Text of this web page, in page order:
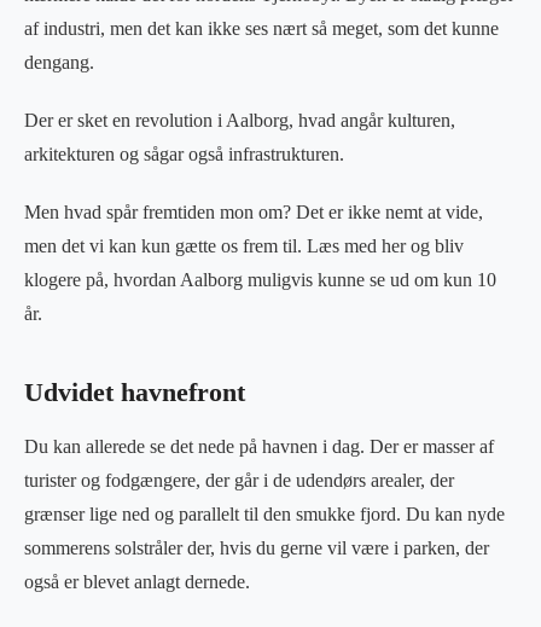
af industri, men det kan ikke ses nært så meget, som det kunne
dengang.
Der er sket en revolution i Aalborg, hvad angår kulturen,
arkitekturen og sågar også infrastrukturen.
Men hvad spår fremtiden mon om? Det er ikke nemt at vide,
men det vi kan kun gætte os frem til. Læs med her og bliv
klogere på, hvordan Aalborg muligvis kunne se ud om kun 10
år.
Udvidet havnefront
Du kan allerede se det nede på havnen i dag. Der er masser af
turister og fodgængere, der går i de udendørs arealer, der
grænser lige ned og parallelt til den smukke fjord. Du kan nyde
sommerens solstråler der, hvis du gerne vil være i parken, der
også er blevet anlagt dernede.